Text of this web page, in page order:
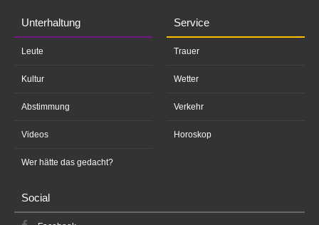
Unterhaltung
Leute
Kultur
Abstimmung
Videos
Wer hätte das gedacht?
Service
Trauer
Wetter
Verkehr
Horoskop
Social